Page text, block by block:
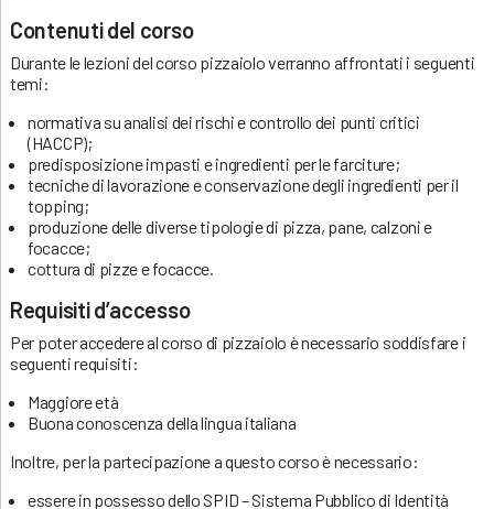
Contenuti del corso
Durante le lezioni del corso pizzaiolo verranno affrontati i seguenti
temi:
normativa su analisi dei rischi e controllo dei punti critici
(HACCP);
predisposizione impasti e ingredienti per le farciture;
tecniche di lavorazione e conservazione degli ingredienti per il
topping;
produzione delle diverse tipologie di pizza, pane, calzoni e
focacce;
cottura di pizze e focacce.
Requisiti d’accesso
Per poter accedere al corso di pizzaiolo è necessario soddisfare i
seguenti requisiti:
Maggiore età
Buona conoscenza della lingua italiana
Inoltre, per la partecipazione a questo corso è necessario:
essere in possesso dello SPID – Sistema Pubblico di Identità